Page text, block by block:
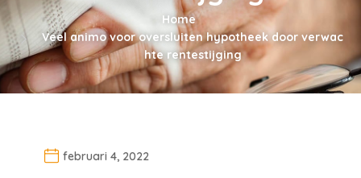
Home
Veel animo voor oversluiten hypotheek door verwac
hte rentestijging
februari 4, 2022